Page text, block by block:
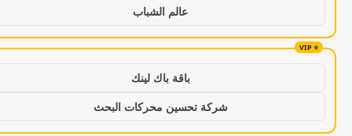
عالم الشباب
باقة باك لينك
شركة تحسين محركات البحث